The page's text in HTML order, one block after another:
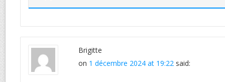
Brigitte
on 1 décembre 2024 at 19:22 said: